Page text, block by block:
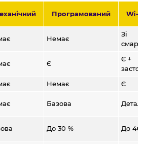
Програмований Wi-Fi
Немає
Зі
Є
Є +
Немає
Є
Базова
До 30 % До 40